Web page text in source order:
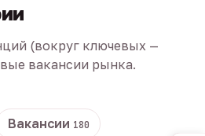
(вокруг ключевых —
вакансии рынка.
Вакансии 180